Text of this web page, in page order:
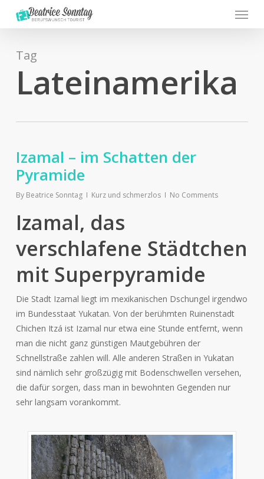
content
Menu
Tag
Lateinamerika
Izamal – im Schatten der
Pyramide
By Beatrice Sonntag Kurz und schmerzlos No Comments
Izamal, das
verschlafene Städtchen
mit Superpyramide
Die Stadt Izamal liegt im mexikanischen Dschungel irgendwo
im Bundesstaat Yukatan. Von der berühmten Ruinenstadt
Chichen Itzá ist Izamal nur etwa eine Stunde entfernt, wenn
man die nicht ganz günstigen Mautgebühren der
Schnellstraße zahlen will. Alle anderen Straßen in Yukatan
sind nämlich sehr großzügig mit Bodenschwellen versehen,
die dafür sorgen, dass man in bewohnten Gegenden nur
sehr langsam vorankommt.